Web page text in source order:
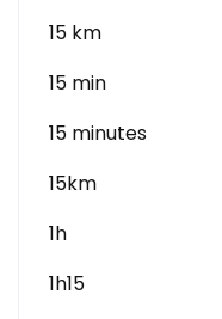
15 km
15 min
15 minutes
15km
1h
1h15